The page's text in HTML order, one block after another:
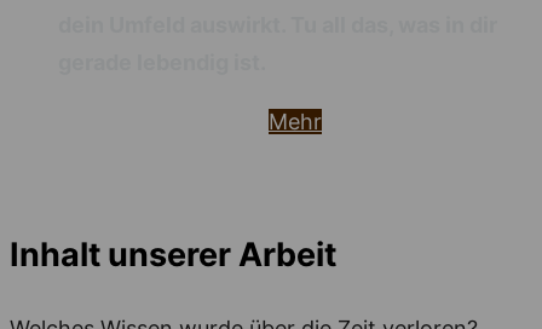
Mehr
Inhalt unserer Arbeit